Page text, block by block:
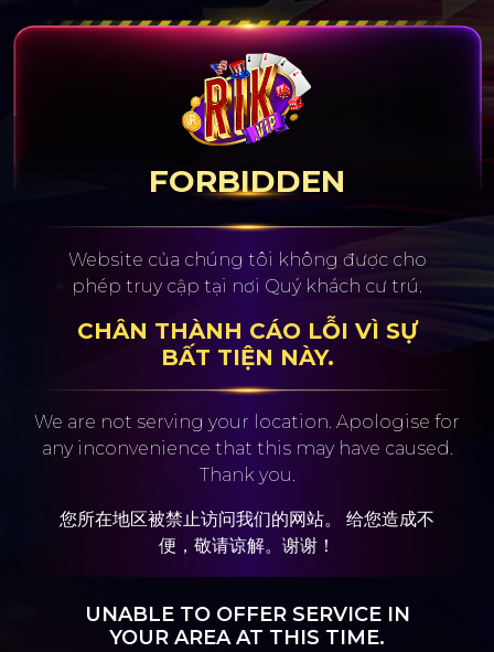
FORBIDDEN
Website của chúng tôi không được cho
phép truy cập tại nơi Quý khách cư trú.
CHÂN THÀNH CÁO LỖI VÌ SỰ
BẤT TIỆN NÀY.
We are not serving your location. Apologise for
any inconvenience that this may have caused.
Thank you.
您所在地区被禁止访问我们的网站。 给您造成不
便，敬请谅解。谢谢！
UNABLE TO OFFER SERVICE IN
YOUR AREA AT THIS TIME.